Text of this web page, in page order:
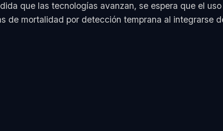
que las tecnologías avanzan, se espera que el
de mortalidad por detección temprana al integrarse